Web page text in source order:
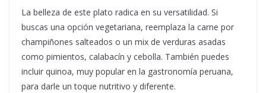
La belleza de este plato radica en su versatilidad. Si
buscas una opción vegetariana, reemplaza la carne por
champiñones salteados o un mix de verduras asadas
como pimientos, calabacín y cebolla. También puedes
incluir quinoa, muy popular en la gastronomía peruana,
para darle un toque nutritivo y diferente.